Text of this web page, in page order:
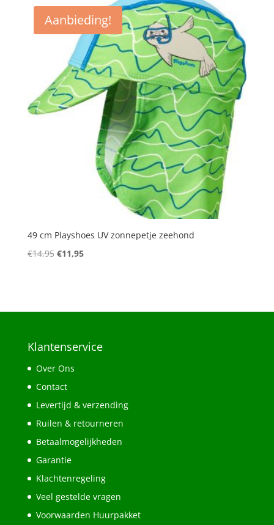
Aanbieding!
49 cm Playshoes UV zonnepetje zeehond
€14,95 Oorspronkelijke
€11,95Huidige
Klantenservice
Over Ons
Contact
Levertijd & verzending
Ruilen & retourneren
Betaalmogelijkheden
Garantie
Klachtenregeling
Veel gestelde vragen
Voorwaarden Huurpakket